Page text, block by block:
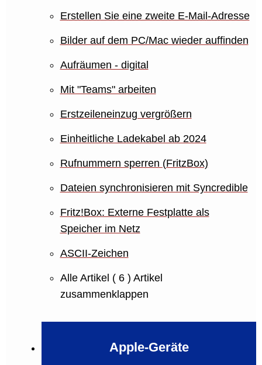
Erstellen Sie eine zweite E-Mail-Adresse
Bilder auf dem PC/Mac wieder auffinden
Aufräumen - digital
Mit "Teams" arbeiten
Erstzeileneinzug vergrößern
Einheitliche Ladekabel ab 2024
Rufnummern sperren (FritzBox)
Dateien synchronisieren mit Syncredible
Fritz!Box: Externe Festplatte als
Speicher im Netz
ASCII-Zeichen
Alle Artikel ( 6 ) Artikel
zusammenklappen
Apple-Geräte